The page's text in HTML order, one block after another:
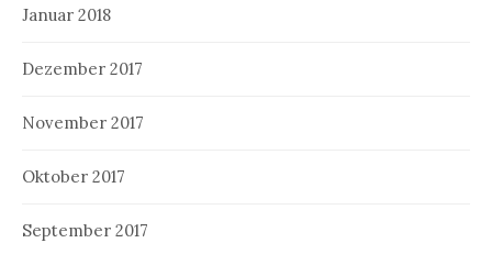
Januar 2018
Dezember 2017
November 2017
Oktober 2017
September 2017